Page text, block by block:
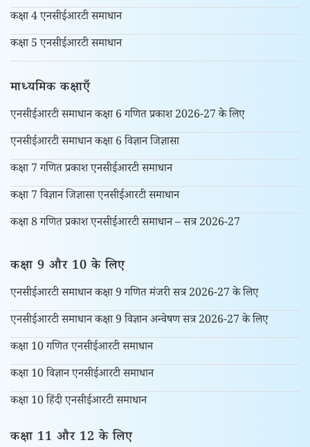
कक्षा 4 एनसीईआरटी समाधान
कक्षा 5 एनसीईआरटी समाधान
माध्यमिक कक्षाएँ
एनसीईआरटी समाधान कक्षा 6 गणित प्रकाश 2026-27 के लिए
एनसीईआरटी समाधान कक्षा 6 विज्ञान जिज्ञासा
कक्षा 7 गणित प्रकाश एनसीईआरटी समाधान
कक्षा 7 विज्ञान जिज्ञासा एनसीईआरटी समाधान
कक्षा 8 गणित प्रकाश एनसीईआरटी समाधान – सत्र 2026-27
कक्षा 9 और 10 के लिए
एनसीईआरटी समाधान कक्षा 9 गणित मंजरी सत्र 2026-27 के लिए
एनसीईआरटी समाधान कक्षा 9 विज्ञान अन्वेषण सत्र 2026-27 के लिए
कक्षा 10 गणित एनसीईआरटी समाधान
कक्षा 10 विज्ञान एनसीईआरटी समाधान
कक्षा 10 हिंदी एनसीईआरटी समाधान
कक्षा 11 और 12 के लिए